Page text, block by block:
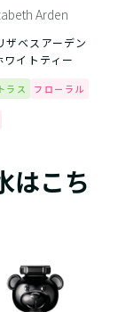
Arden
ザベスアーデン
ワイトティー
ラス フローラル
はこち